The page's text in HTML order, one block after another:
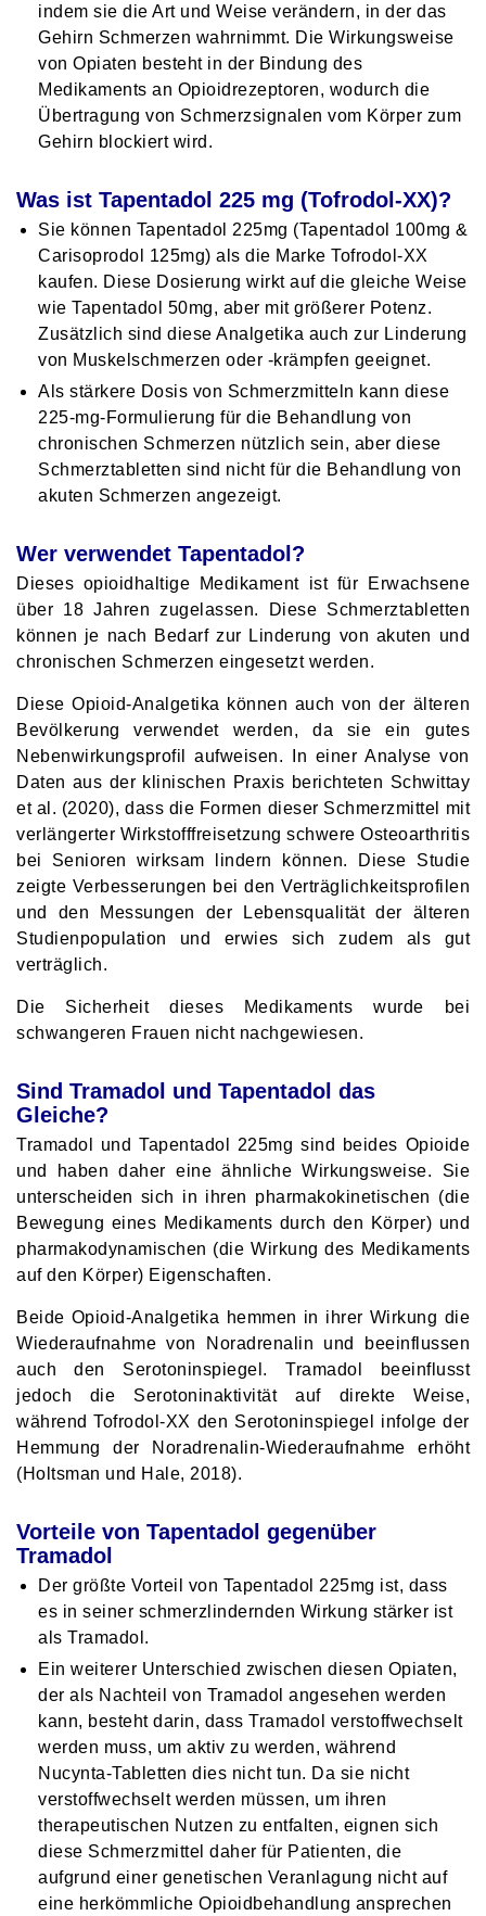
indem sie die Art und Weise verändern, in der das
Gehirn Schmerzen wahrnimmt. Die Wirkungsweise
von Opiaten besteht in der Bindung des
Medikaments an Opioidrezeptoren, wodurch die
Übertragung von Schmerzsignalen vom Körper zum
Gehirn blockiert wird.
Was ist Tapentadol 225 mg (Tofrodol-XX)?
Sie können Tapentadol 225mg (Tapentadol 100mg &
Carisoprodol 125mg) als die Marke Tofrodol-XX
kaufen. Diese Dosierung wirkt auf die gleiche Weise
wie Tapentadol 50mg, aber mit größerer Potenz.
Zusätzlich sind diese Analgetika auch zur Linderung
von Muskelschmerzen oder -krämpfen geeignet.
Als stärkere Dosis von Schmerzmitteln kann diese
225-mg-Formulierung für die Behandlung von
chronischen Schmerzen nützlich sein, aber diese
Schmerztabletten sind nicht für die Behandlung von
akuten Schmerzen angezeigt.
Wer verwendet Tapentadol?
Dieses opioidhaltige Medikament ist für Erwachsene
über 18 Jahren zugelassen. Diese Schmerztabletten
können je nach Bedarf zur Linderung von akuten und
chronischen Schmerzen eingesetzt werden.
Diese Opioid-Analgetika können auch von der älteren
Bevölkerung verwendet werden, da sie ein gutes
Nebenwirkungsprofil aufweisen. In einer Analyse von
Daten aus der klinischen Praxis berichteten Schwittay
et al. (2020), dass die Formen dieser Schmerzmittel mit
verlängerter Wirkstofffreisetzung schwere Osteoarthritis
bei Senioren wirksam lindern können. Diese Studie
zeigte Verbesserungen bei den Verträglichkeitsprofilen
und den Messungen der Lebensqualität der älteren
Studienpopulation und erwies sich zudem als gut
verträglich.
Die Sicherheit dieses Medikaments wurde bei
schwangeren Frauen nicht nachgewiesen.
Sind Tramadol und Tapentadol das
Gleiche?
Tramadol und Tapentadol 225mg sind beides Opioide
und haben daher eine ähnliche Wirkungsweise. Sie
unterscheiden sich in ihren pharmakokinetischen (die
Bewegung eines Medikaments durch den Körper) und
pharmakodynamischen (die Wirkung des Medikaments
auf den Körper) Eigenschaften.
Beide Opioid-Analgetika hemmen in ihrer Wirkung die
Wiederaufnahme von Noradrenalin und beeinflussen
auch den Serotoninspiegel. Tramadol beeinflusst
jedoch die Serotoninaktivität auf direkte Weise,
während Tofrodol-XX den Serotoninspiegel infolge der
Hemmung der Noradrenalin-Wiederaufnahme erhöht
(Holtsman und Hale, 2018).
Vorteile von Tapentadol gegenüber
Tramadol
Der größte Vorteil von Tapentadol 225mg ist, dass
es in seiner schmerzlindernden Wirkung stärker ist
als Tramadol.
Ein weiterer Unterschied zwischen diesen Opiaten,
der als Nachteil von Tramadol angesehen werden
kann, besteht darin, dass Tramadol verstoffwechselt
werden muss, um aktiv zu werden, während
Nucynta-Tabletten dies nicht tun. Da sie nicht
verstoffwechselt werden müssen, um ihren
therapeutischen Nutzen zu entfalten, eignen sich
diese Schmerzmittel daher für Patienten, die
aufgrund einer genetischen Veranlagung nicht auf
eine herkömmliche Opioidbehandlung ansprechen